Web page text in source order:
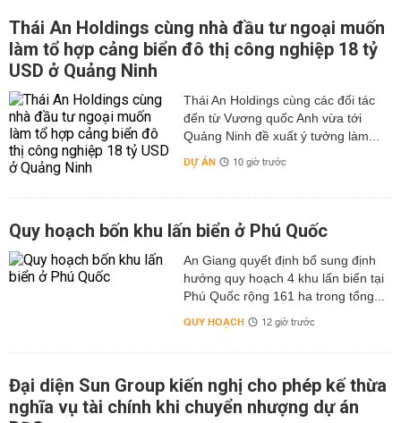
Thái An Holdings cùng nhà đầu tư ngoại muốn
làm tổ hợp cảng biển đô thị công nghiệp 18 tỷ
USD ở Quảng Ninh
Thái An Holdings cùng các đối tác
đến từ Vương quốc Anh vừa tới
Quảng Ninh đề xuất ý tưởng làm...
DỰ ÁN 10 giờ trước
Quy hoạch bốn khu lấn biển ở Phú Quốc
An Giang quyết định bổ sung định
hướng quy hoạch 4 khu lấn biển tại
Phú Quốc rộng 161 ha trong tổng...
QUY HOẠCH 12 giờ trước
Đại diện Sun Group kiến nghị cho phép kế thừa
nghĩa vụ tài chính khi chuyển nhượng dự án